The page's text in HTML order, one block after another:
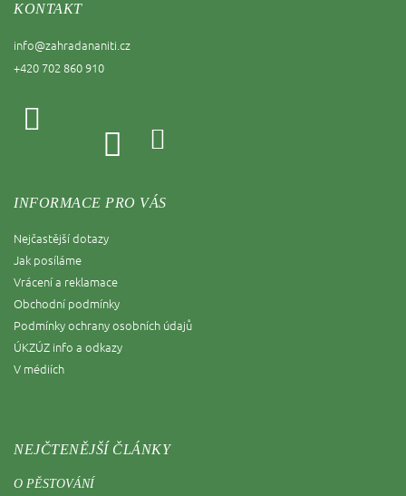
KONTAKT
info@zahradananiti.cz
+420 702 860 910
INFORMACE PRO VÁS
Nejčastější dotazy
Jak posíláme
Vrácení a reklamace
Obchodní podmínky
Podmínky ochrany osobních údajů
ÚKZÚZ info a odkazy
V médiích
NEJČTENĚJŠÍ ČLÁNKY
O PĚSTOVÁNÍ